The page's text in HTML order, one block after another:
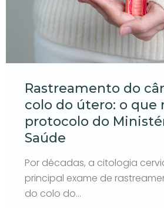
Rastreamento do
colo do útero: o que
protocolo do
Saúde
Por décadas, a citologia
principal exame de
do colo do…